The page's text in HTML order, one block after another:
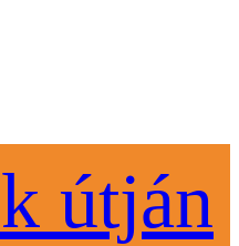
útján